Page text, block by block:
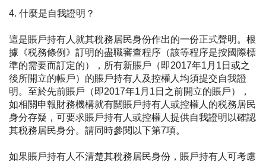
4. 什麼是自我證明？
這是賬戶持有人就其稅務居民身份作出的一份正式聲明。根
據《税務條例》訂明的盡職審查程序（該等程序是按國際標
準的需要而訂定的），所有新賬戶（即2017年1月1日或之
後所開立的帳戶）的賬戶持有人及控權人均須提交自我證
明。至於先前賬戶（即2017年1月1日之前開立的賬戶），
如相關申報財務機構就有關賬戶持有人或控權人的税務居民
身分存疑，可要求賬戶持有人或控權人提供自我證明以確認
其税務居民身分。請同時參閱以下第7項。
如果賬戶持有人不清楚其稅務居民身份，賬戶持有人可考慮